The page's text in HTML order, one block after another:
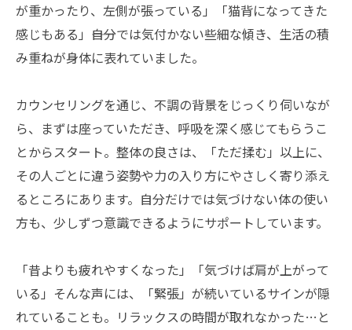
が重かったり、左側が張っている」「猫背になってきた
感じもある」――自分では気付かない些細な傾き、生活の積
み重ねが身体に表れていました。
カウンセリングを通じ、不調の背景をじっくり伺いなが
ら、まずは座っていただき、呼吸を深く感じてもらうこ
とからスタート。整体の良さは、「ただ揉む」以上に、
その人ごとに違う姿勢や力の入り方にやさしく寄り添え
るところにあります。自分だけでは気づけない体の使い
方も、少しずつ意識できるようにサポートしています。
「昔よりも疲れやすくなった」「気づけば肩が上がって
いる」そんな声には、「緊張」が続いているサインが隠
れていることも。リラックスの時間が取れなかった…と